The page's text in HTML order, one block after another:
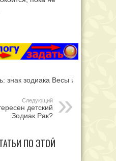
знак зодиака Весы и
Следующий
детский
Зодиак Рак?
ПО ЭТОЙ